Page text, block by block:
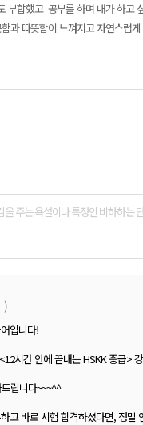
부합했고 공부를 하며 내가 하고
과 따뜻함이 느껴지고 자연스럽
)
입니다!
시간 안에 끝내는 HSKK 중급>
립니다~~~^^
고 바로 시험 합격하셨다면, 정말